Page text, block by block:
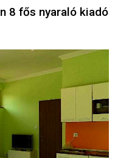
8 fős nyaraló kiadó